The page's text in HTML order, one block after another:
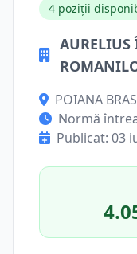
4 poziții
AURELIUS
POIANA
Normă
Publicat: 03